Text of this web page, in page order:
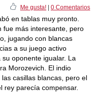
Me gusta! 0 Comentarios
en tablas muy pronto.
fue más interesante, pero
jugando con blancas
a su juego activo
oponente igualar. La
Morozevich. El indio
casillas blancas, pero el
rey parecía compensar.